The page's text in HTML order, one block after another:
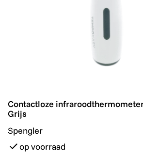
Contactloze infraroodthermometer
Contactloze
Grijs
Spengler
op voorraad